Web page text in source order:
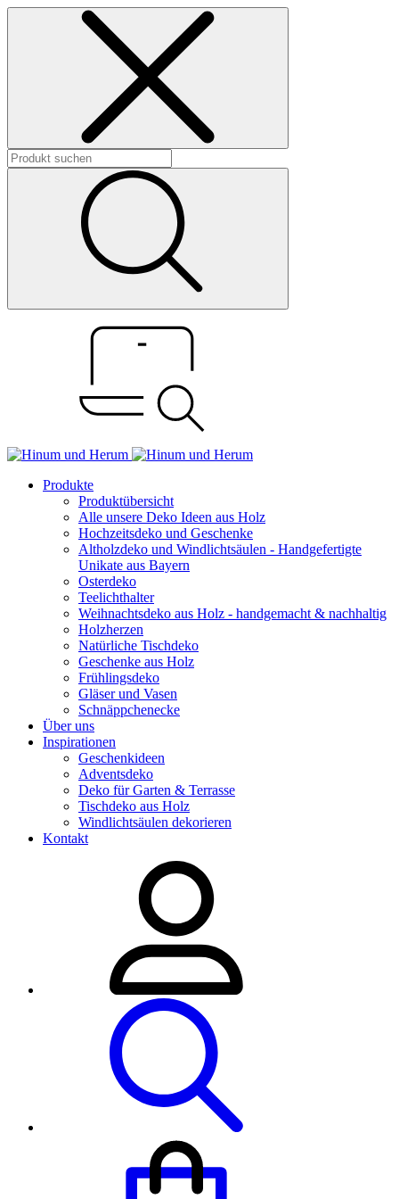
Produkte
Produktübersicht
Alle unsere Deko Ideen aus Holz
Hochzeitsdeko und Geschenke
Altholzdeko und Windlichtsäulen - Handgefertigte
Unikate aus Bayern
Osterdeko
Teelichthalter
Weihnachts­deko aus Holz - handgemacht & nachhaltig
Holzherzen
Natürliche Tischdeko
Geschenke aus Holz
Frühlingsdeko
Gläser und Vasen
Schnäppchenecke
Über uns
Inspirationen
Geschenkideen
Adventsdeko
Deko für Garten & Terrasse
Tischdeko aus Holz
Windlichtsäulen dekorieren
Kontakt